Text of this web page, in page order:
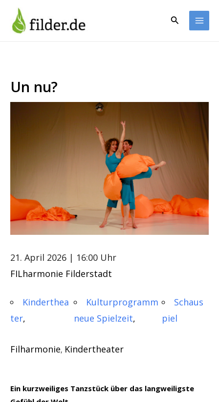
Inhalt
springen
Suchen
Un nu?
21. April 2026 | 16:00 Uhr
FILharmonie Filderstadt
Kinderthea
ter
Kulturprogramm
neue Spielzeit
Schaus
piel
Filharmonie, Kindertheater
Ein kurzweiliges Tanzstück über das langweiligste